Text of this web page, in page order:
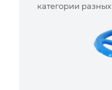
категории